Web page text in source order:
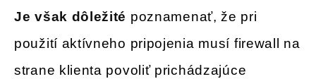
Je však dôležité poznamenať, že pri
použití aktívneho pripojenia musí firewall na
strane klienta povoliť prichádzajúce